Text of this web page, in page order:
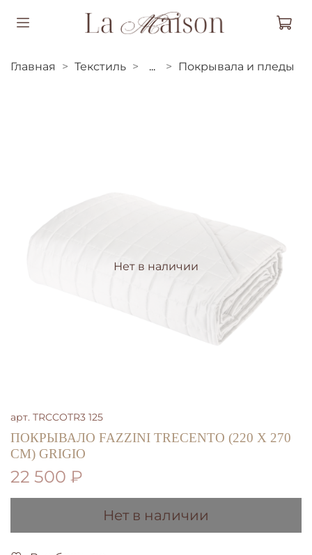
Главная Текстиль ... Покрывала и пледы
Нет в наличии
арт. TRCCOTR3 125
ПОКРЫВАЛО FAZZINI TRECENTO (220 Х 270
СМ) GRIGIO
22 500 ₽
Нет в наличии